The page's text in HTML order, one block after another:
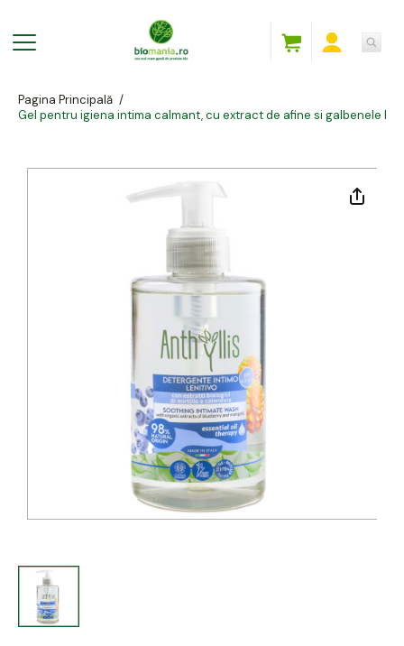
Pagina Principală /
Gel pentru igiena intima calmant, cu extract de afine si galbenele